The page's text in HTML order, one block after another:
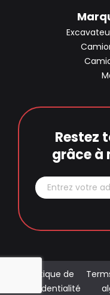
Restez
grâce à
Politique de
confidentialité